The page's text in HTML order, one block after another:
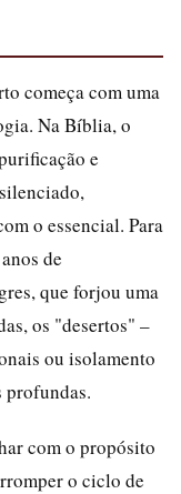
começa com uma
Na Bíblia, o
e
o essencial. Para
de
que forjou uma
os "desertos" –
ou isolamento
profundas.
com o propósito
o ciclo de